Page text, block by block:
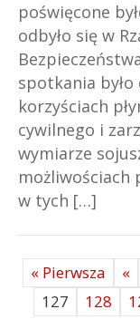
poświęcone
odbyło się w
spotkania
korzyściach
cywilnego i
wymiarze
możliwościach
w tych […]
« Pierwsza
«
127
128